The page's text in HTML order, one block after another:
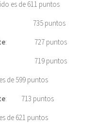
es de 611 puntos
735 puntos
: 727 puntos
puntos
de 599 puntos
: 713 puntos
de 621 puntos